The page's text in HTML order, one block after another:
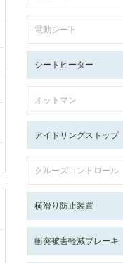
電動シート
シートヒーター
オットマン
アイドリングストップ
クルーズコントロール
横滑り防止装置
衝突被害軽減ブレーキ